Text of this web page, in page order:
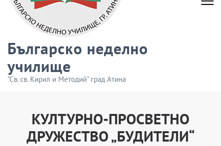
Българско неделно
училище
"Св. св. Кирил и Методий" град Атина
КУЛТУРНО-ПРОСВЕТНО
ДРУЖЕСТВО „БУДИТЕЛИ“